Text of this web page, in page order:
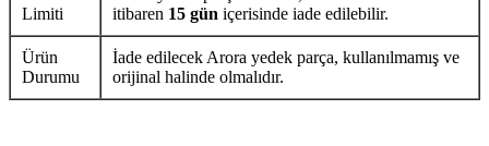
Limiti
itibaren 15 gün içerisinde iade edilebilir.
Ürün
Durumu
İade edilecek Arora yedek parça, kullanılmamış ve
orijinal halinde olmalıdır.